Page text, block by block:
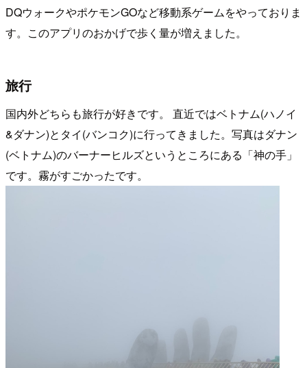
DQウォークやポケモンGOなど移動系ゲームをやっておりま
す。このアプリのおかげで歩く量が増えました。
旅行
国内外どちらも旅行が好きです。 直近ではベトナム(ハノイ
&ダナン)とタイ(バンコク)に行ってきました。写真はダナン
(ベトナム)のバーナーヒルズというところにある「神の手」
です。霧がすごかったです。